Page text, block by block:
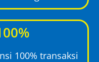
100% transaksi